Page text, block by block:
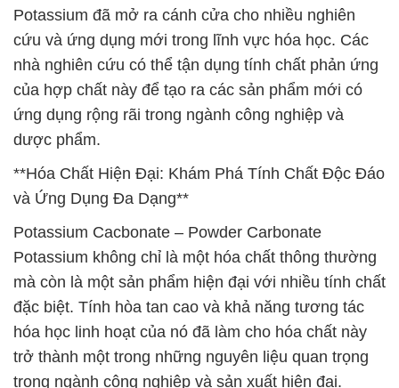
Potassium đã mở ra cánh cửa cho nhiều nghiên
cứu và ứng dụng mới trong lĩnh vực hóa học. Các
nhà nghiên cứu có thể tận dụng tính chất phản ứng
của hợp chất này để tạo ra các sản phẩm mới có
ứng dụng rộng rãi trong ngành công nghiệp và
dược phẩm.
**Hóa Chất Hiện Đại: Khám Phá Tính Chất Độc Đáo
và Ứng Dụng Đa Dạng**
Potassium Cacbonate – Powder Carbonate
Potassium không chỉ là một hóa chất thông thường
mà còn là một sản phẩm hiện đại với nhiều tính chất
đặc biệt. Tính hòa tan cao và khả năng tương tác
hóa học linh hoạt của nó đã làm cho hóa chất này
trở thành một trong những nguyên liệu quan trọng
trong ngành công nghiệp và sản xuất hiện đại.